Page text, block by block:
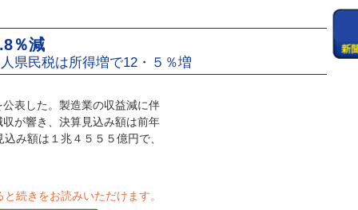
％減
県民税は所得増で12・５％増
表した。製造業の収益減に伴
が響き、決算見込み額は前年
み額は１兆４５５５億円で、
続きをお読みいただけます。